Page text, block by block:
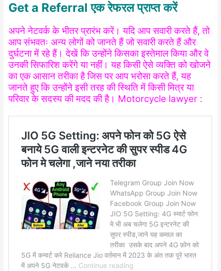
Get a Referral एक रेफरल प्राप्त करें
अपने नेटवर्क के भीतर प्रारंभ करें। यदि आप सवारी करते हैं, तो
आप संभवतः अन्य लोगों को जानते हैं जो सवारी करते हैं और
दुर्घटना में रहे हैं। देखें कि उन्होंने किसका इस्तेमाल किया और वे
उनकी सिफारिश करेंगे या नहीं। यह किसी ऐसे व्यक्ति को खोजने
का एक आसान तरीका है जिस पर आप भरोसा करते हैं, यह
जानते हुए कि उन्होंने इसी तरह की स्थिति में किसी मित्र या
परिवार के सदस्य की मदद की है। Motorcycle lawyer :